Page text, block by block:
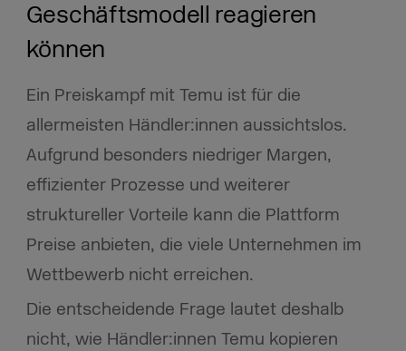
Geschäftsmodell reagieren
können
Ein Preiskampf mit Temu ist für die
allermeisten Händler:innen aussichtslos.
Aufgrund besonders niedriger Margen,
effizienter Prozesse und weiterer
struktureller Vorteile kann die Plattform
Preise anbieten, die viele Unternehmen im
Wettbewerb nicht erreichen.
Die entscheidende Frage lautet deshalb
nicht, wie Händler:innen Temu kopieren